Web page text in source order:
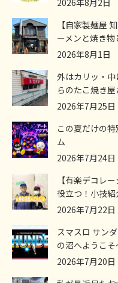
2026年8月2日
【自家製麺屋
ーメンと焼き
2026年8月1日
外はカリッ・
らのたこ焼き屋
2026年7月25日
この夏だけの
ム
2026年7月24日
【有楽デコレ
役立つ！小技
2026年7月22日
スマスロ サン
の沼へようこそ
2026年7月20日